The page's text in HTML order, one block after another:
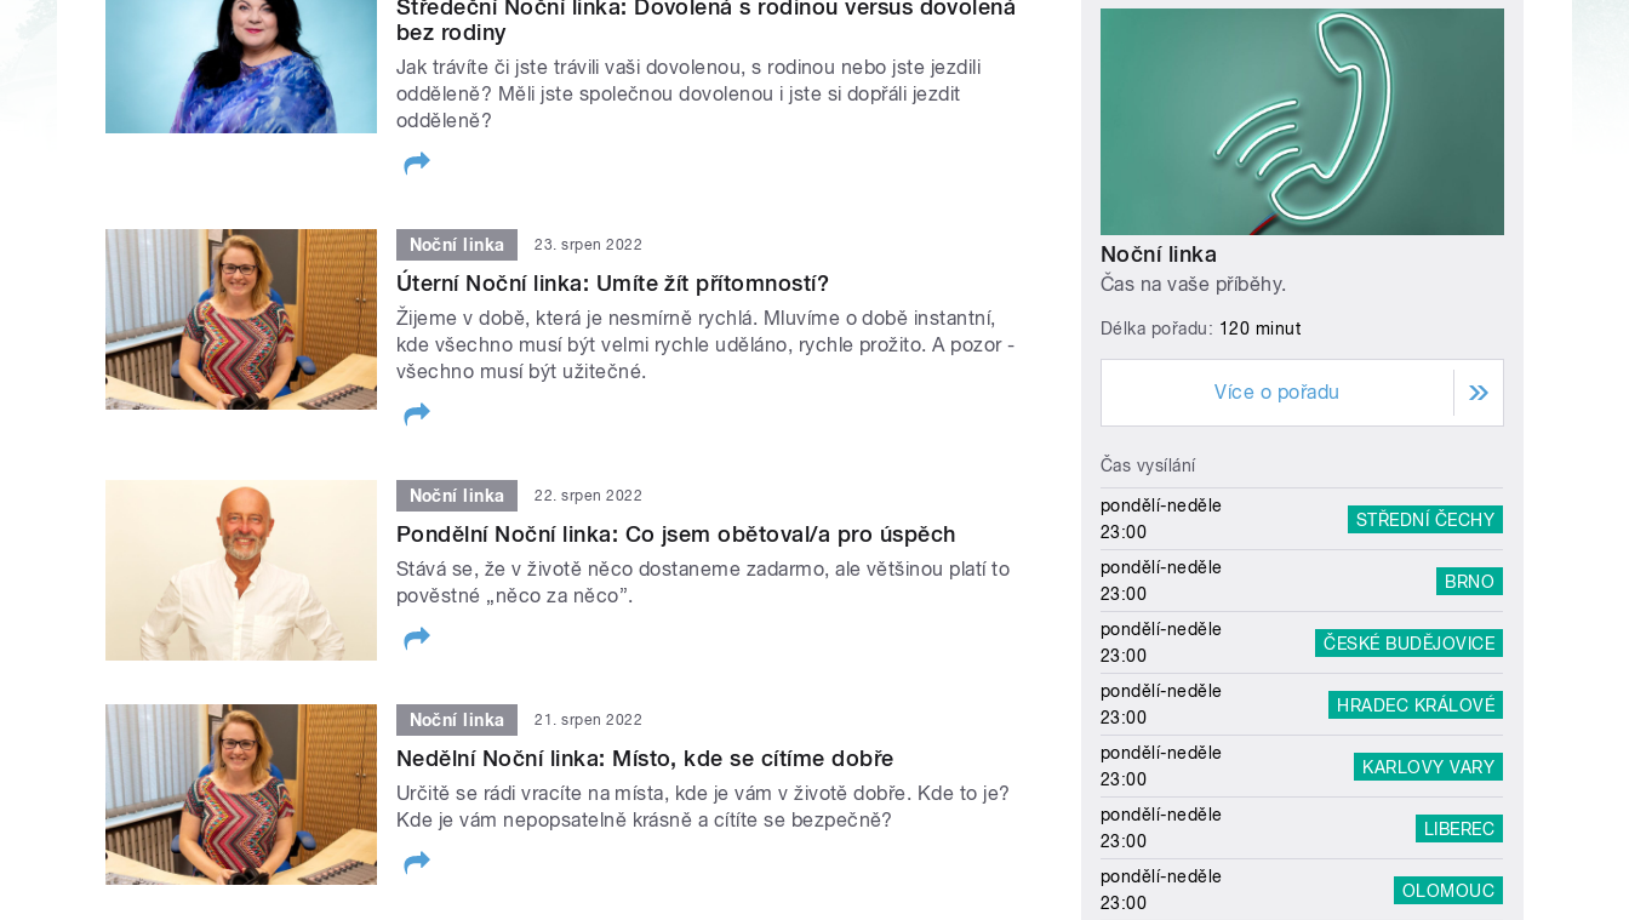
Středeční Noční linka: Dovolená s rodinou versus dovolená
bez rodiny
Jak trávíte či jste trávili vaši dovolenou, s rodinou nebo jste jezdili
odděleně? Měli jste společnou dovolenou i jste si dopřáli jezdit
odděleně?
Noční linka 23. srpen 2022
Úterní Noční linka: Umíte žít přítomností?
Žijeme v době, která je nesmírně rychlá. Mluvíme o době instantní,
kde všechno musí být velmi rychle uděláno, rychle prožito. A pozor -
všechno musí být užitečné.
Noční linka 22. srpen 2022
Pondělní Noční linka: Co jsem obětoval/a pro úspěch
Stává se, že v životě něco dostaneme zadarmo, ale většinou platí to
pověstné „něco za něco”.
Noční linka 21. srpen 2022
Nedělní Noční linka: Místo, kde se cítíme dobře
Určitě se rádi vracíte na místa, kde je vám v životě dobře. Kde to je?
Kde je vám nepopsatelně krásně a cítíte se bezpečně?
Noční linka
Čas na vaše příběhy.
Délka pořadu: 120 minut
Více o pořadu
Čas vysílání
pondělí-neděle
23:00
STŘEDNÍ ČECHY
pondělí-neděle
23:00
BRNO
pondělí-neděle
23:00
ČESKÉ BUDĚJOVICE
pondělí-neděle
23:00
HRADEC KRÁLOVÉ
pondělí-neděle
23:00
KARLOVY VARY
pondělí-neděle
23:00
LIBEREC
pondělí-neděle
23:00
OLOMOUC